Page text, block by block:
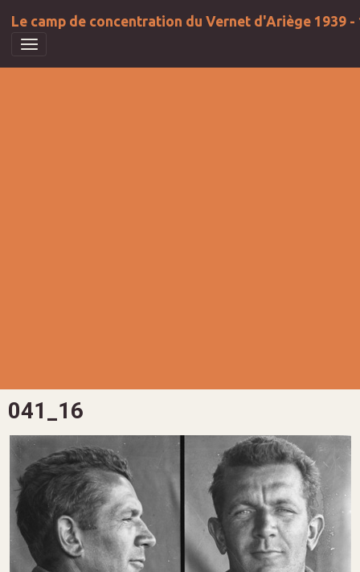
Le camp de concentration du Vernet d'Ariège 1939 -
041_16